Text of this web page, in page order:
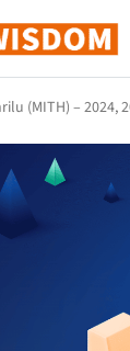
(MITH) – 2024,